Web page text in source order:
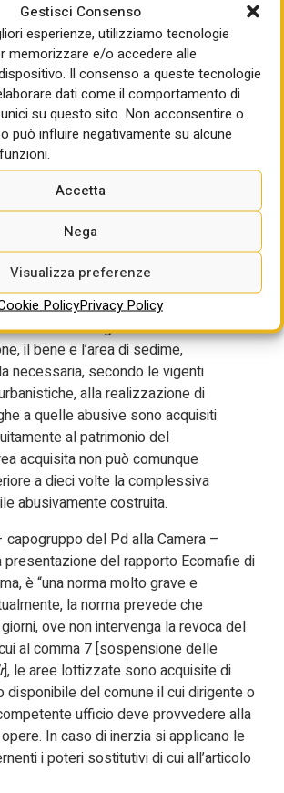
Gestisci Consenso
esperienze, utilizziamo tecnologie
memorizzare e/o accedere alle
Il consenso a queste tecnologie
dati come il comportamento di
su questo sito. Non acconsentire o
può influire negativamente su alcune
Accetta
Nega
Visualizza preferenze
PolicyPrivacy Policy
rilevanza ed
utilizzabile.
o il responsabile del competente
accertata l’esecuzione di
di permesso, in totale
medesimo, ovvero con variazioni
ai sensi dell’articolo 32,
e al responsabile
rimozione o la demolizione,
provvedimento l’area che viene
ai sensi del comma 3.
dell’abuso non provvede
e al ripristino dello stato dei
di novanta giorni
il bene e l’area di sedime,
necessaria, secondo le vigenti
alla realizzazione di
a quelle abusive sono acquisiti
al patrimonio del
acquisita non può comunque
a dieci volte la complessiva
abusivamente costruita.
capogruppo del Pd alla Camera –
presentazione del rapporto Ecomafie di
è “una norma molto grave e
la norma prevede che
ove non intervenga la revoca del
al comma 7 [sospensione delle
], le aree lottizzate sono acquisite di
disponibile del comune il cui dirigente o
ufficio deve provvedere alla
In caso di inerzia si applicano le
i poteri sostitutivi di cui all’articolo